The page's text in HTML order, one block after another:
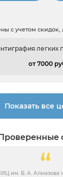
с учетом скидок,
легких
от 7000
Показать все
Проверенные
им. В. А. Алмазова